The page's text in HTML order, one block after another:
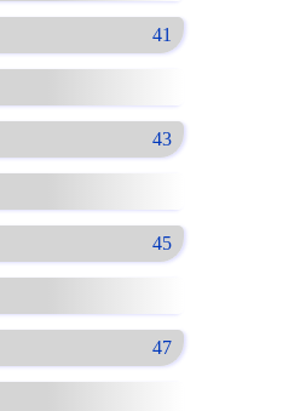
41
43
45
47